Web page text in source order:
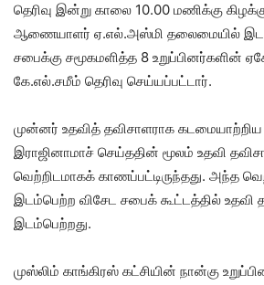
தெரிவு இன்று காலை 10.00 மணிக்கு
ஆணையாளர் ஏ.எல்.அஸ்மி தலைமையில்
சபைக்கு சமூகமளித்த 8 உறுப்பினர்களின்
கே.எல்.சமீம் தெரிவு செய்யப்பட்டார்.
முன்னர் உதவித் தவிசாளராக
இராஜினாமாச் செய்ததின் மூலம் உதவி
வெற்றிடமாகக் காணப்பட்டிருந்தது. அந்த
இடம்பெற்ற விசேட சபைக் கூட்டத்தில் உதவி
இடம்பெற்றது.
முஸ்லிம் காங்கிரஸ் கட்சியின் நான்கு